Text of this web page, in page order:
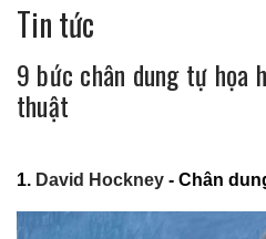
Tin tức
9 bức chân dung tự họa
thuật
1. David Hockney - Chân